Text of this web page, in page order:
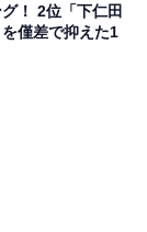
じさい。素敵
いったコメン
！ 2位「下仁田
僅差で抑えた1